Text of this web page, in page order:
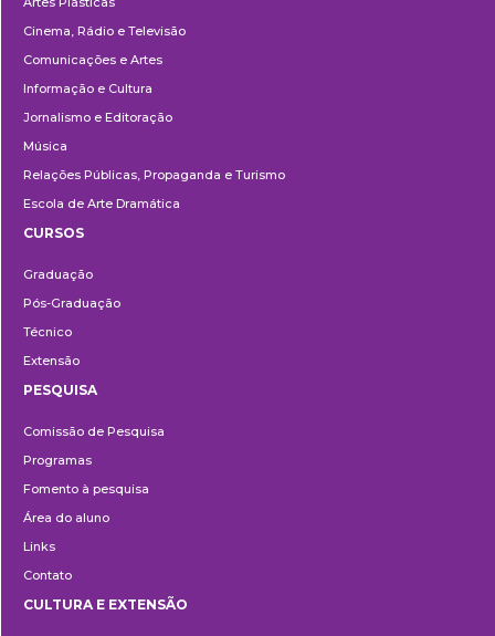
Cinema, Rádio e Televisão
Comunicações e Artes
Informação e Cultura
Jornalismo e Editoração
Música
Relações Públicas, Propaganda e Turismo
Escola de Arte Dramática
CURSOS
Graduação
Pós-Graduação
Técnico
Extensão
PESQUISA
Comissão de Pesquisa
Programas
Fomento à pesquisa
Área do aluno
Links
Contato
CULTURA E EXTENSÃO